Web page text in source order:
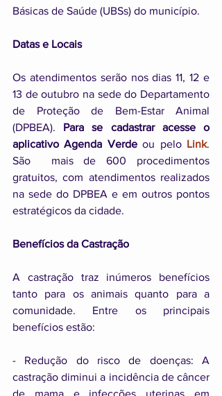
Básicas de Saúde (UBSs) do município.
Datas e Locais
Os atendimentos serão nos dias 11, 12 e
13 de outubro na sede do Departamento
de Proteção de Bem-Estar Animal
(DPBEA). Para se cadastrar acesse o
aplicativo Agenda Verde ou pelo Link.
São  mais de 600 procedimentos
gratuitos, com atendimentos realizados
na sede do DPBEA e em outros pontos
estratégicos da cidade.
Benefícios da Castração
A castração traz inúmeros benefícios
tanto para os animais quanto para a
comunidade. Entre os principais
benefícios estão:
- Redução do risco de doenças: A
castração diminui a incidência de câncer
de mama e infecções uterinas em